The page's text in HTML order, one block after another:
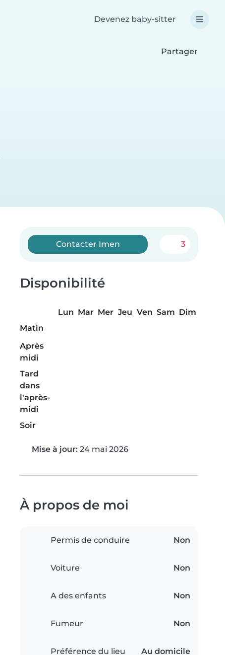
Devenez baby-sitter
Partager
Contacter Imen 3
Disponibilité
Lun Mar Mer Jeu Ven Sam Dim
Matin
Après
midi
Tard
dans
l'après-
midi
Soir
Mise à jour: 24 mai 2026
À propos de moi
Permis de conduire Non
Voiture Non
A des enfants Non
Fumeur Non
Préférence du lieu
Au domicile